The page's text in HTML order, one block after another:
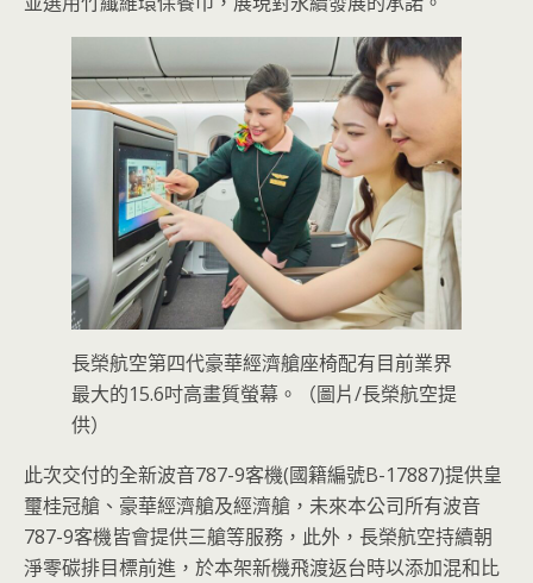
長榮航空第四代豪華經濟艙座椅配有目前業界
最大的15.6吋高畫質螢幕。（圖片/長榮航空提
供）
此次交付的全新波音787-9客機(國籍編號B-17887)提供皇
璽桂冠艙、豪華經濟艙及經濟艙，未來本公司所有波音
787-9客機皆會提供三艙等服務，此外，長榮航空持續朝
淨零碳排目標前進，於本架新機飛渡返台時以添加混和比